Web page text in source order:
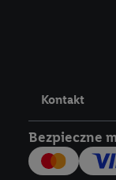
Kontakt
Bezpieczne